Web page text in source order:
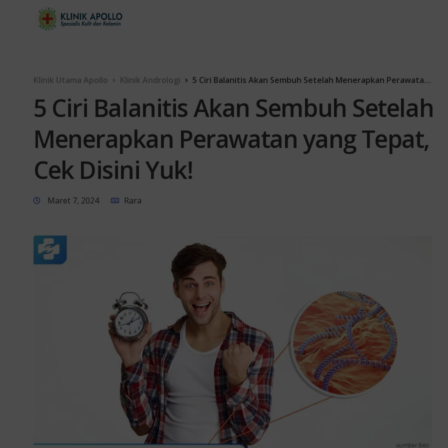
Klinik Utama Apollo Klinik Andrologi 5 Ciri Balanitis Akan Sembuh Setelah Menerapkan Perawatan yang Tepat, Cek Disini Yuk!
5 Ciri Balanitis Akan Sembuh Setelah
Menerapkan Perawatan yang Tepat,
Cek Disini Yuk!
Maret 7, 2024 Rara